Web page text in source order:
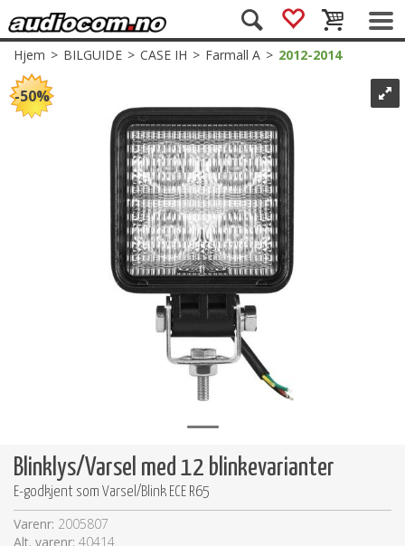
Hjem>BILGUIDE>CASE IH>Farmall A>2012-2014
50%
Blinklys/Varsel med 12 blinkevarianter
E-godkjent som Varsel/Blink ECE R65
Varenr: 2005807
Alt. varenr: 40414